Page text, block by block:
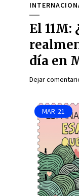
El 11M:
día en
Dejar
MAR 21